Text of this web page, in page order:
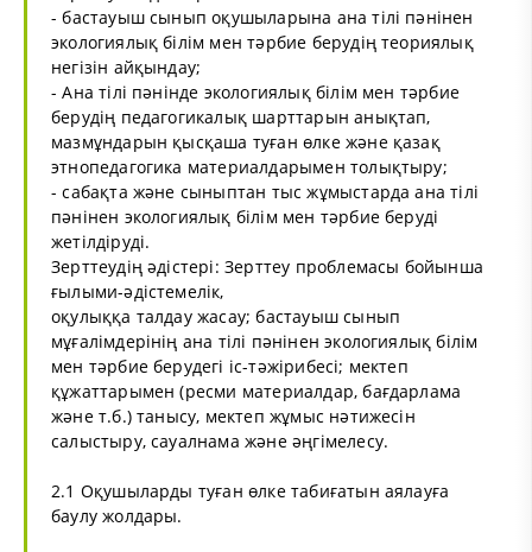
- бастауыш сынып оқушыларына ана тілі пәнінен
экологиялық білім мен тәрбие берудің теориялық
негізін айқындау;
- Ана тілі пәнінде экологиялық білім мен тәрбие
берудің педагогикалық шарттарын анықтап,
мазмұндарын қысқаша туған өлке және қазақ
этнопедагогика материалдарымен толықтыру;
- сабақта және сыныптан тыс жұмыстарда ана тілі
пәнінен экологиялық білім мен тәрбие беруді
жетілдіруді.
Зерттеудің әдістері: Зерттеу проблемасы бойынша
ғылыми-әдістемелік,
оқулыққа талдау жасау; бастауыш сынып
мұғалімдерінің ана тілі пәнінен экологиялық білім
мен тәрбие берудегі іс-тәжірибесі; мектеп
құжаттарымен (ресми материалдар, бағдарлама
және т.б.) танысу, мектеп жұмыс нәтижесін
салыстыру, сауалнама және әңгімелесу.
2.1 Оқушыларды туған өлке табиғатын аялауға
баулу жолдары.